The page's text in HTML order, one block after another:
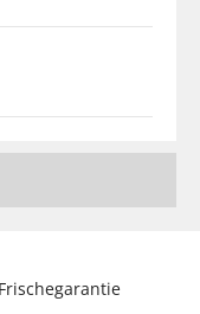
Frischegarantie